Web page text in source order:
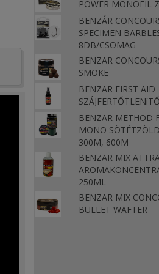
POWER MONOFIL
BENZÁR
SPECIMEN
8DB/CSOMAG
BENZAR
SMOKE
BENZAR FIRST AID
SZÁJFERTŐTLENíTŐ
BENZAR METHOD
MONO
300M, 600M
BENZAR MIX
250ML
BENZAR MIX
BULLET WAFTER